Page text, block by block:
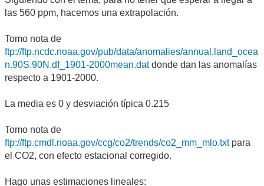
las 560 ppm, hacemos una extrapolación.
Tomo nota de
ftp://ftp.ncdc.noaa.gov/pub/data/anomalies/annual.land_ocea
n.90S.90N.df_1901-2000mean.datdonde dan las anomalías
respecto a 1901-2000.
La media es 0 y desviación típica 0.215
Tomo nota de
ftp://ftp.cmdl.noaa.gov/ccg/co2/trends/co2_mm_mlo.txtpara
el CO2, con efecto estacional corregido.
Hago unas estimaciones lineales: